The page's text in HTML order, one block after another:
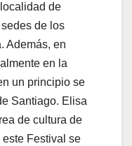
de
de los
Además, en
en la
un principio se
Santiago. Elisa
de cultura de
este Festival se